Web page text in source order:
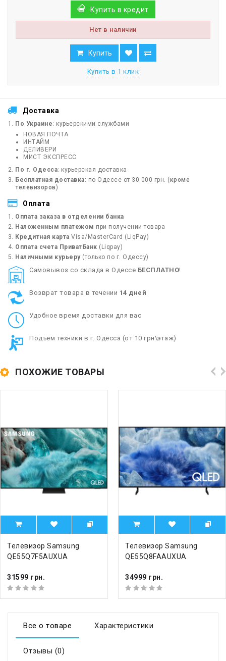
Купить в кредит
Нет в наличии
Купить
Купить в 1 клик
Доставка
По Украине: курьерскими службами
НОВАЯ ПОЧТА
ИНТАЙМ
ДЕЛИВЕРИ
МИСТ ЭКСПРЕСС
По г. Одесса: курьерская доставка
Бесплатная доставка: по Одессе от 30 000 грн. (кроме
телевизоров)
Оплата
Оплата заказа в отделении банка
Наложенным платежом при получении товара
Кредитная карта Visa/MasterCard (LiqPay)
Оплата счета ПриватБанк (Liqpay)
Наличными курьеру(только по г. Одессу)
Cамовывоз со склада в Одессе БЕСПЛАТНО!
Возврат товара в течении 14 дней
Удобное время доставки для вас
Подъем техники в г. Одесса (от 10 грн\этаж)
ПОХОЖИЕ ТОВАРЫ
Телевизор Samsung
QE55Q7F5AUXUA
31599 грн.
Телевизор Samsung
QE55Q8FAAUXUA
34999 грн.
Все о товаре Характеристики
Отзывы (0)